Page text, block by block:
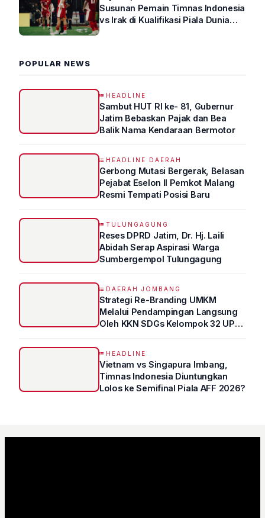
Susunan Pemain Timnas Indonesia
vs Irak di Kualifikasi Piala Dunia
POPULAR NEWS
HEADLINE
Sambut HUT RI ke- 81, Gubernur
Jatim Bebaskan Pajak dan Bea
Balik Nama Kendaraan Bermotor
HEADLINE DAERAH
Gerbong Mutasi Bergerak, Belasan
Pejabat Eselon II Pemkot Malang
Resmi Tempati Posisi Baru
TULUNGAGUNG
Reses DPRD Jatim, Dr. Hj. Laili
Abidah Serap Aspirasi Warga
Sumbergempol Tulungagung
DAERAH JOMBANG
Strategi Re-Branding UMKM
Melalui Pendampingan Langsung
Oleh KKN SDGs Kelompok 32 UPN
HEADLINE
Vietnam vs Singapura Imbang,
Timnas Indonesia Diuntungkan
Lolos ke Semifinal Piala AFF 2026?